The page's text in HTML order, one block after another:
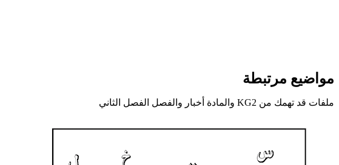
مواضيع مرتبطة
ملفات قد تهمك من KG2 والمادة أخبار والفصل الفصل الثاني